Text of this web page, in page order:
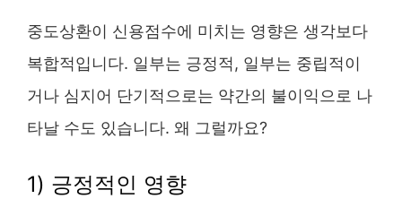
중도상환이 신용점수에 미치는 영향은 생각보다
복합적입니다. 일부는 긍정적, 일부는 중립적이
거나 심지어 단기적으로는 약간의 불이익으로 나
타날 수도 있습니다. 왜 그럴까요?
1) 긍정적인 영향